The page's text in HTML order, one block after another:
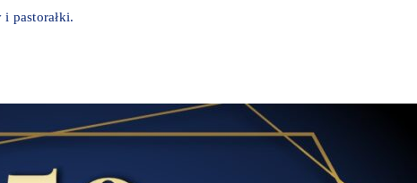
pastorałki.